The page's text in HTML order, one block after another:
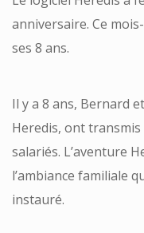
anniversaire. Ce
ses 8 ans.
Il y a 8 ans, Bernard
Heredis, ont
salariés. L’aventure
l’ambiance familiale
instauré.